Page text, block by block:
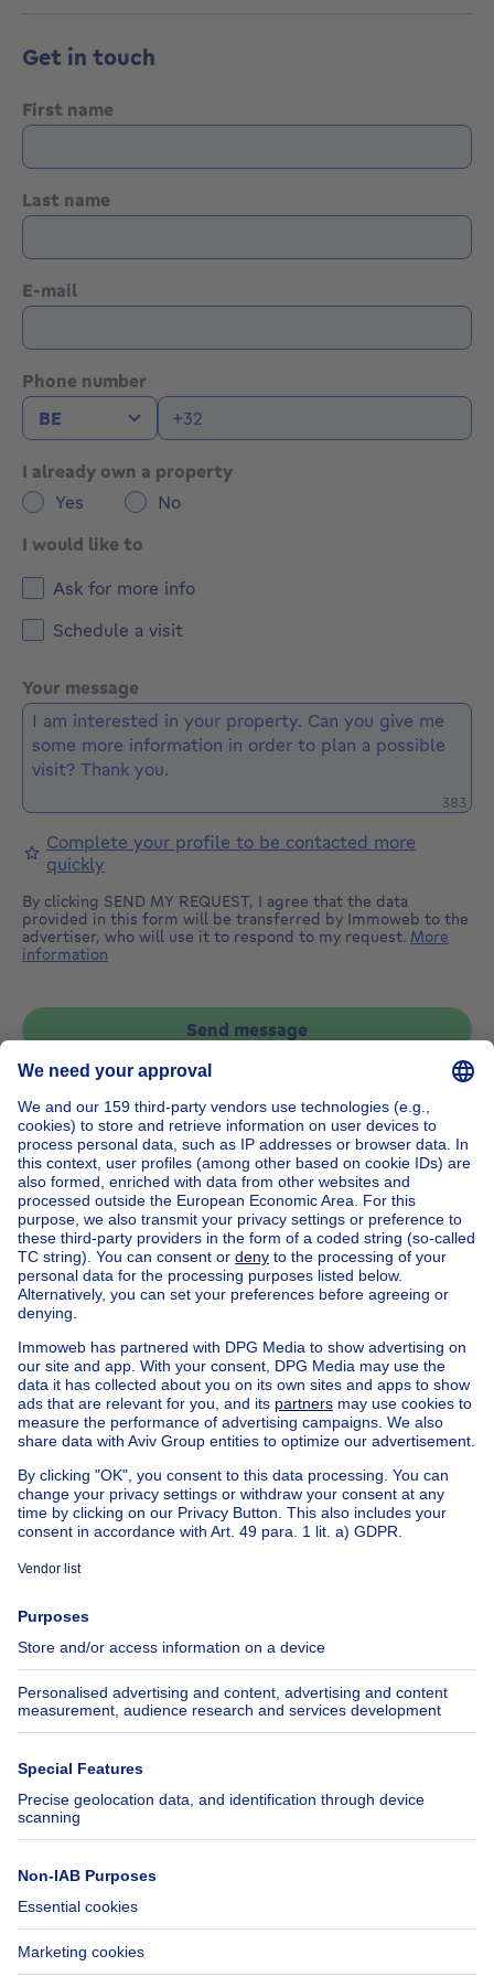
Get in touch
First name
Last name
E-mail
Phone number
I already own a property
Yes
No
I would like to
Ask for more info
Schedule a visit
Your message
383
Complete your profile to be contacted more
quickly
By clicking SEND MY REQUEST, I agree that the data
provided in this form will be transferred by Immoweb to the
advertiser, who will use it to respond to my request. More
information
Send message
Home Belgium
Brussels (province)
Brussels (district)
Buy your house in Berchem-sainte-agathe
House out of BelgiumHouse for sale France
House for sale Spain
House for sale Italy
House for sale Luxembourg
House for sale Netherlands
Our cheap propertiesCheap houses for sale
Cheap apartments for rent
About
Immoweb
Jobs
Axel Springer Group
SeLoger.com
Immowelt.de
Tools
Insurances
Help
FAQ
Accessibility
Contact us
Follow Us